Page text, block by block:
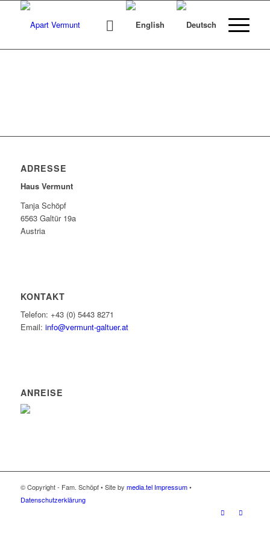
ADRESSE
Haus Vermunt
Tanja Schöpf
6563 Galtür 19a
Austria
KONTAKT
Telefon: +43 (0) 5443 8271
Email: info@vermunt-galtuer.at
ANREISE
© Copyright - Fam. Schöpf • Site by media.tel Impressum•
Datenschutzerklärung